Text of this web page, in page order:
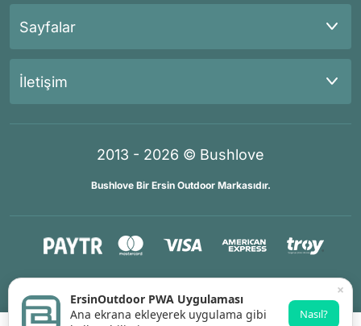
Sayfalar
İletişim
2013 - 2026 © Bushlove
Bushlove Bir Ersin Outdoor Markasıdır.
×
ErsinOutdoor PWA Uygulaması
Ana ekrana ekleyerek uygulama gibi
Nasıl?